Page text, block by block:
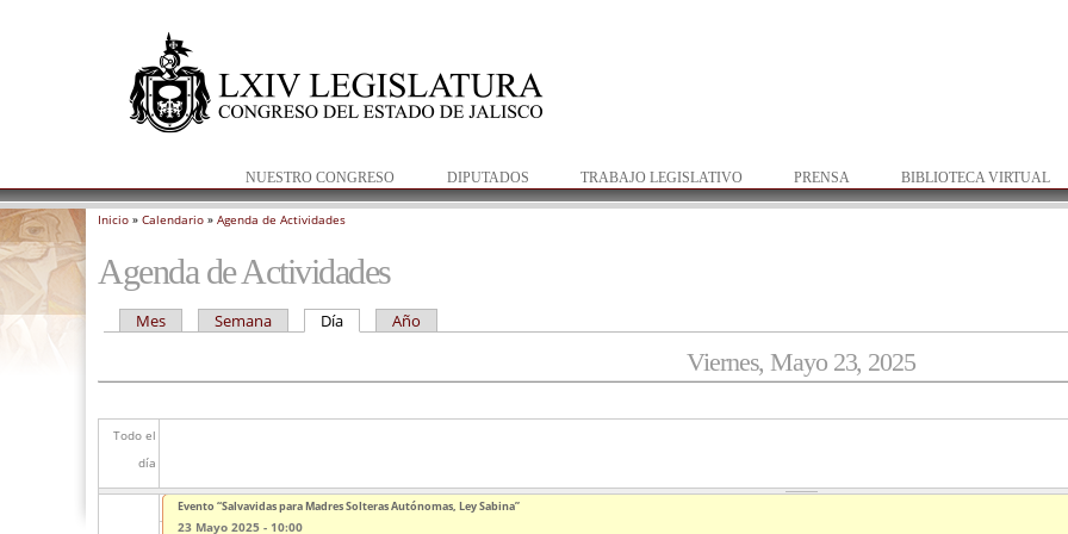
NUESTRO CONGRESO DIPUTADOS TRABAJO LEGISLATIVO PRENSA BIBLIOTECA VIRTUAL
Se encuentra usted aquí
Inicio » Calendario » Agenda de Actividades
Agenda de Actividades
Solapas principales
Mes Semana Día (solapa activa)
Año
Viernes, Mayo 23, 2025
Todo el
día
Segunda Mesa de Trabajo para la creación de la Fiscalía Especializada en Delitos Contra las Mujeres en Razón de Género
23 Mayo 2025 - 10:00
Evento “Salvavidas para Madres Solteras Autónomas, Ley Sabina”
23 Mayo 2025 - 10:00